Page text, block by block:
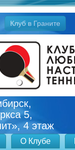
Клуб в Граните
5,
4 этаж
О Клубе